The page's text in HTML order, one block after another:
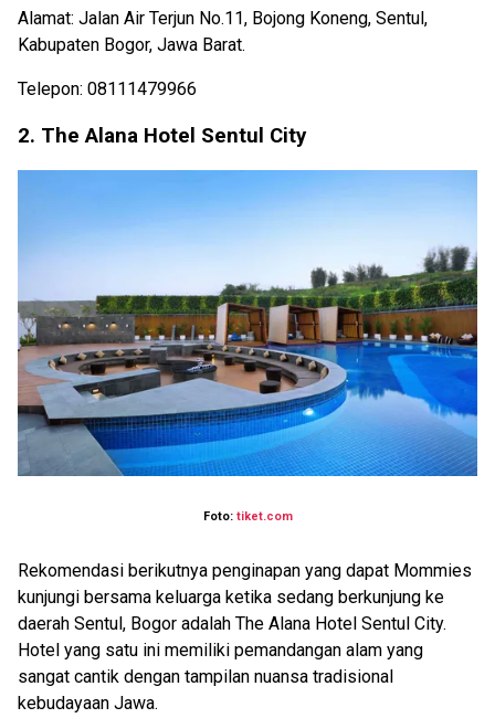
Alamat: Jalan Air Terjun No.11, Bojong Koneng, Sentul,
Kabupaten Bogor, Jawa Barat.
Telepon: 08111479966
2. The Alana Hotel Sentul City
Foto: tiket.com
Rekomendasi berikutnya penginapan yang dapat Mommies
kunjungi bersama keluarga ketika sedang berkunjung ke
daerah Sentul, Bogor adalah The Alana Hotel Sentul City.
Hotel yang satu ini memiliki pemandangan alam yang
sangat cantik dengan tampilan nuansa tradisional
kebudayaan Jawa.